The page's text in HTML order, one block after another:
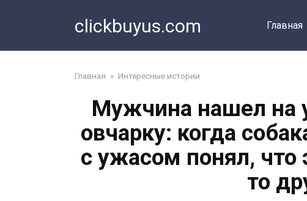
clickbuyus.com Главная
Главная » Интересные истории
Мужчина нашел на
овчарку: когда
с ужасом понял, что
то